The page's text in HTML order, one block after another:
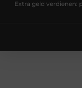
Extra geld verdienen: